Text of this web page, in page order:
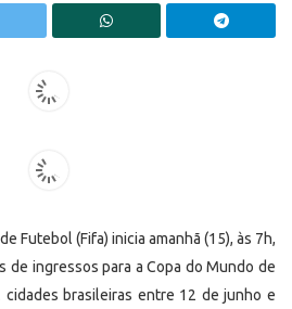
Futebol (Fifa) inicia amanhã (15), às 7h,
de ingressos para a Copa do Mundo de
brasileiras entre 12 de junho e